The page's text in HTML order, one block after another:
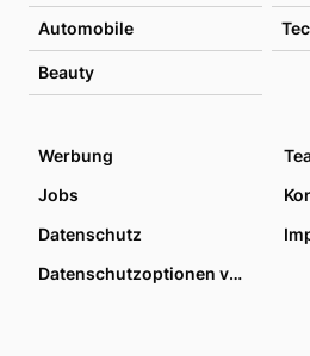
Automobile
Beauty
Werbung
Jobs
Datenschutz
Datenschutzoptionen verwalten